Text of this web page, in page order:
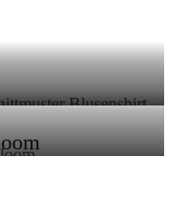
Blusenshirt
Bloom